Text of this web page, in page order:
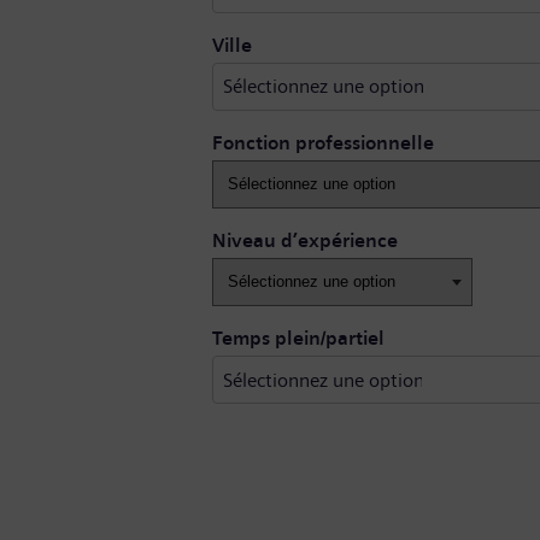
VilleSélectionnez une option
Sélectionnez une option
Fonction professionnelle
Niveau d’expérience
Temps plein/partiel